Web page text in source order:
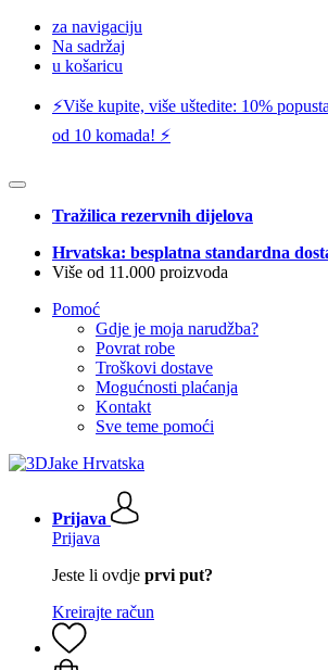
za navigaciju
Na sadržaj
u košaricu
⚡️Više kupite, više uštedite: 10%
od 10 komada! ⚡️
Tražilica rezervnih dijelova
Hrvatska: besplatna standardna
Više od 11.000 proizvoda
Pomoć
Gdje je moja narudžba?
Povrat robe
Troškovi dostave
Mogućnosti plaćanja
Kontakt
Sve teme pomoći
Prijava
Prijava
Jeste li ovdje prvi put?
Kreirajte račun